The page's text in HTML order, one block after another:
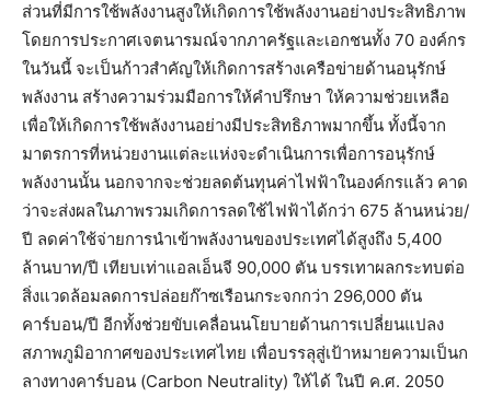
ส่วนที่มีการใช้พลังงานสูงให้เกิดการใช้พลังงานอย่างประสิทธิภาพ
โดยการประกาศเจตนารมณ์จากภาครัฐและเอกชนทั้ง 70 องค์กร
ในวันนี้ จะเป็นก้าวสำคัญให้เกิดการสร้างเครือข่ายด้านอนุรักษ์
พลังงาน สร้างความร่วมมือการให้คำปรึกษา ให้ความช่วยเหลือ
เพื่อให้เกิดการใช้พลังงานอย่างมีประสิทธิภาพมากขึ้น ทั้งนี้จาก
มาตรการที่หน่วยงานแต่ละแห่งจะดำเนินการเพื่อการอนุรักษ์
พลังงานนั้น นอกจากจะช่วยลดต้นทุนค่าไฟฟ้าในองค์กรแล้ว คาด
ว่าจะส่งผลในภาพรวมเกิดการลดใช้ไฟฟ้าได้กว่า 675 ล้านหน่วย/
ปี ลดค่าใช้จ่ายการนำเข้าพลังงานของประเทศได้สูงถึง 5,400
ล้านบาท/ปี เทียบเท่าแอลเอ็นจี 90,000 ตัน บรรเทาผลกระทบต่อ
สิ่งแวดล้อมลดการปล่อยก๊าซเรือนกระจกกว่า 296,000 ตัน
คาร์บอน/ปี อีกทั้งช่วยขับเคลื่อนนโยบายด้านการเปลี่ยนแปลง
สภาพภูมิอากาศของประเทศไทย เพื่อบรรลุสู่เป้าหมายความเป็นก
ลางทางคาร์บอน (Carbon Neutrality) ให้ได้ ในปี ค.ศ. 2050